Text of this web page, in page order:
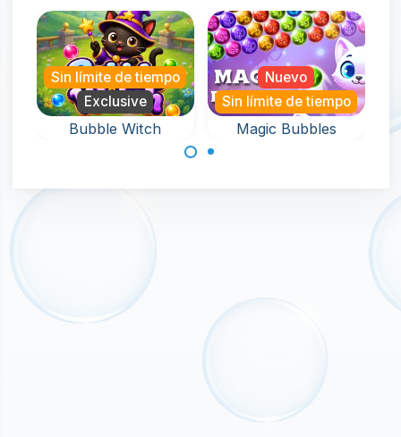
Bubble Witch
Sin límite de tiempo
Exclusive
Ayuda a la bruja
Magic Bubbles
Nuevo
Sin límite de tiempo